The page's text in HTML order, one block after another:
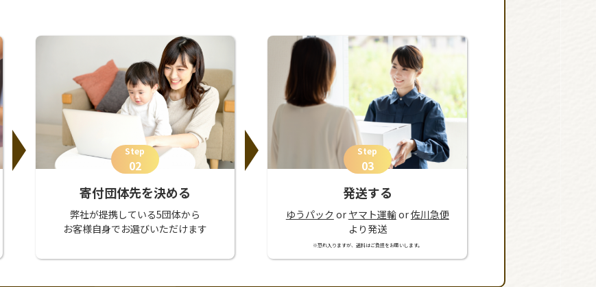
Step
02
寄付団体先を決める
弊社が提携している5団体から
お客様自身でお選びいただけます
Step
03
発送する
ゆうパック or ヤマト運輸or佐川急便
より発送
※恐れ入りますが、送料はご負担をお願いします。